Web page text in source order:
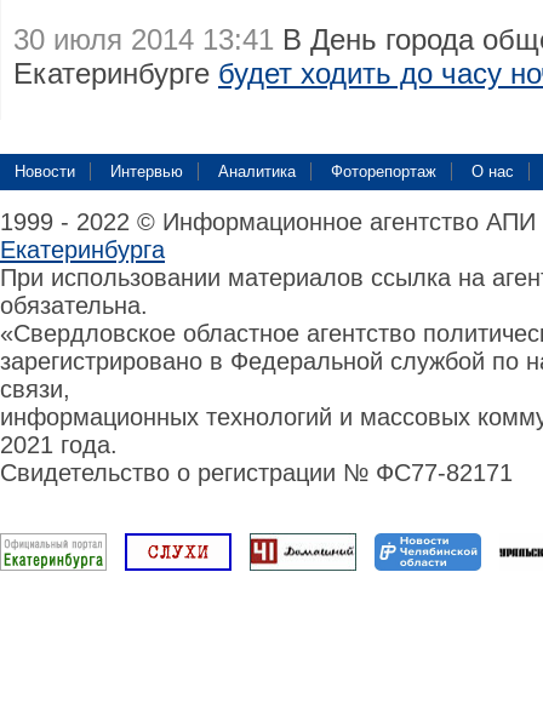
30 июля 2014 13:41 В День города
Екатеринбурге будет ходить до часу
Новости Интервью Аналитика Фоторепортаж О нас
1999 - 2022 © Информационное агентство
Екатеринбурга
При использовании материалов ссылка на
обязательна.
«Свердловское областное агентство
зарегистрировано в Федеральной службой по
связи,
информационных технологий и массовых
2021 года.
Свидетельство о регистрации № ФС77-82171